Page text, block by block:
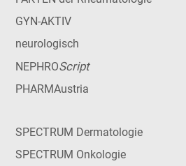
GYN-AKTIV
neurologisch
NEPHROScript
PHARMAustria
SPECTRUM Dermatologie
SPECTRUM Onkologie